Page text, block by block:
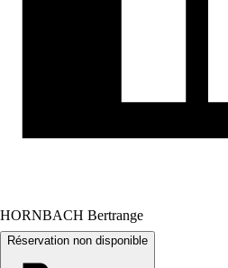
HORNBACH Bertrange
Réservation non disponible